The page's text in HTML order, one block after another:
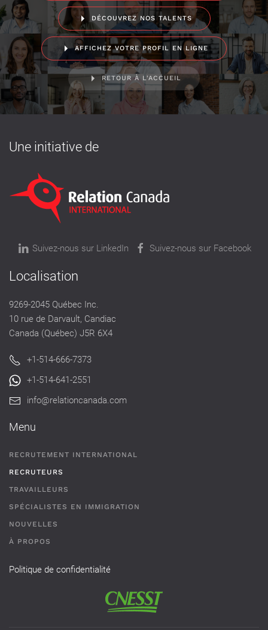
DÉCOUVREZ NOS TALENTS
AFFICHEZ VOTRE PROFIL EN LIGNE
RETOUR À L'ACCUEIL
Une initiative de
Suivez-nous sur LinkedIn Suivez-nous sur Facebook
Localisation
9269-2045 Québec Inc.
10 rue de Darvault, Candiac
Canada (Québec) J5R 6X4
+1-514-666-7373
+1-514-641-2551
info@relationcanada.com
Menu
RECRUTEMENT INTERNATIONAL
RECRUTEURS
TRAVAILLEURS
SPÉCIALISTES EN IMMIGRATION
NOUVELLES
À PROPOS
Politique de confidentialité